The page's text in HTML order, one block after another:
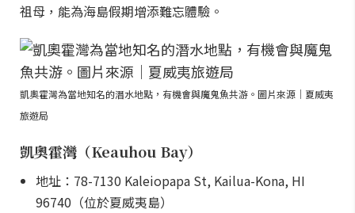
祖母，能為海島假期增添難忘體驗。
凱奧霍灣為當地知名的潛水地點，有機會與魔鬼魚共游。圖片來源｜夏威夷
旅遊局
凱奧霍灣（Keauhou Bay）
地址：78-7130 Kaleiopapa St, Kailua-Kona, HI
96740（位於夏威夷島）